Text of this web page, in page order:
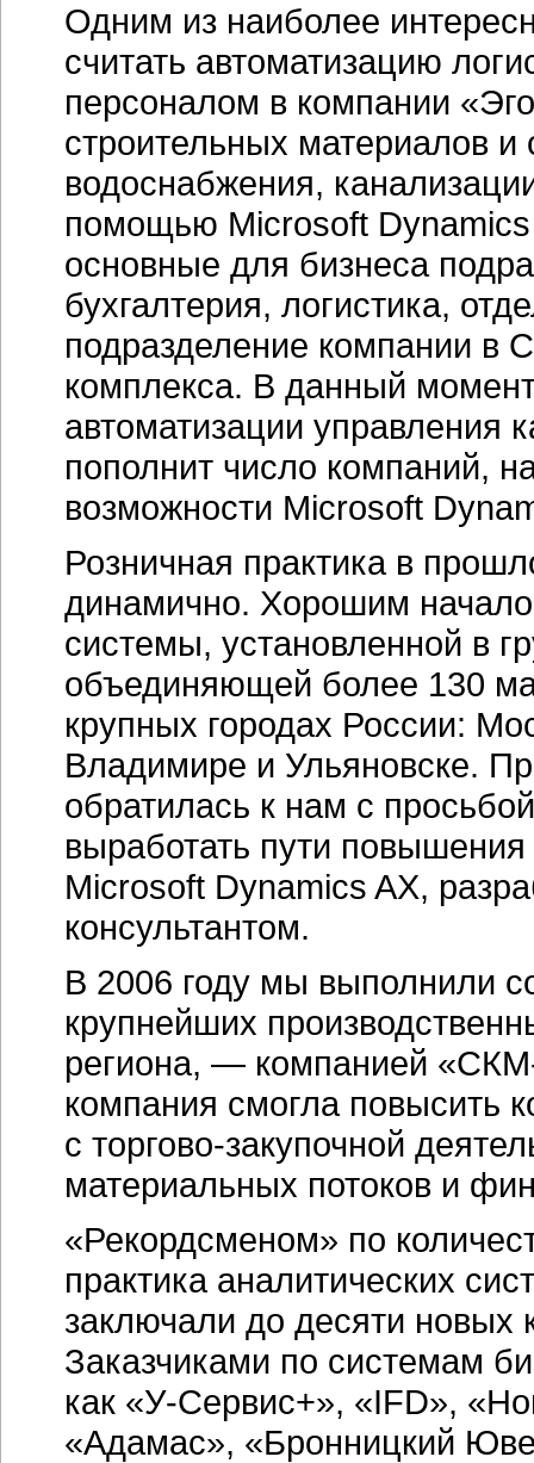
Одним из наиболее
считать автоматизацию
персоналом в компании
строительных материалов
водоснабжения,
помощью Microsoft
основные для бизнеса
бухгалтерия, логистика,
подразделение компании в
комплекса. В данный
автоматизации управления
пополнит число компаний,
возможности Microsoft
Розничная практика в
динамично. Хорошим
системы, установленной в
объединяющей более 130
крупных городах России:
Владимире и Ульяновске.
обратилась к нам с
выработать пути
Microsoft Dynamics AX,
консультантом.
В 2006 году мы выполнили
крупнейших
региона, — компанией
компания смогла повысить
с торгово-закупочной
материальных потоков и
«Рекордсменом» по
практика аналитических
заключали до десяти новых
Заказчиками по системам
как «У-Сервис+», «IFD»,
«Адамас», «Бронницкий